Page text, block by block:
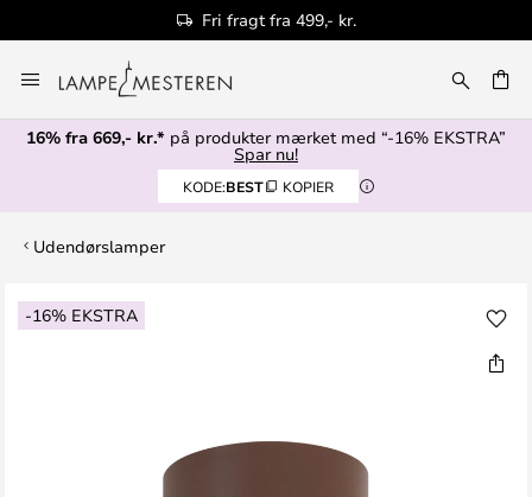
Fri fragt fra 499,- kr.
to
Content
16% fra 669,- kr.* på produkter mærket med “-16% EKSTRA”
Spar nu!
KODE:BEST KOPIER
Udendørslamper
-16% EKSTRA
Gå
til